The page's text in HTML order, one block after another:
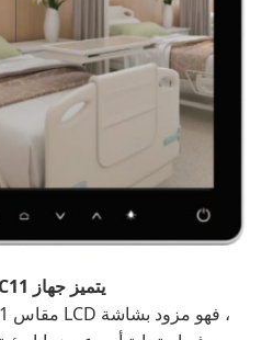
يتميز جهاز HC11 بتجربة مستخدم مذهلة